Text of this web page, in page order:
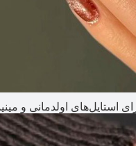
استایل‌های اولدمانی و